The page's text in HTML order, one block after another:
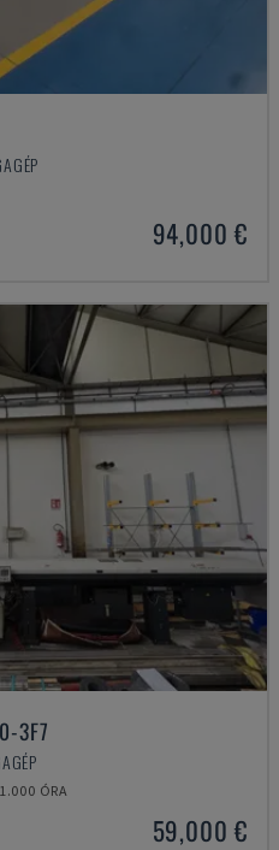
94,000 €
3F7
ÓRA
59,000 €